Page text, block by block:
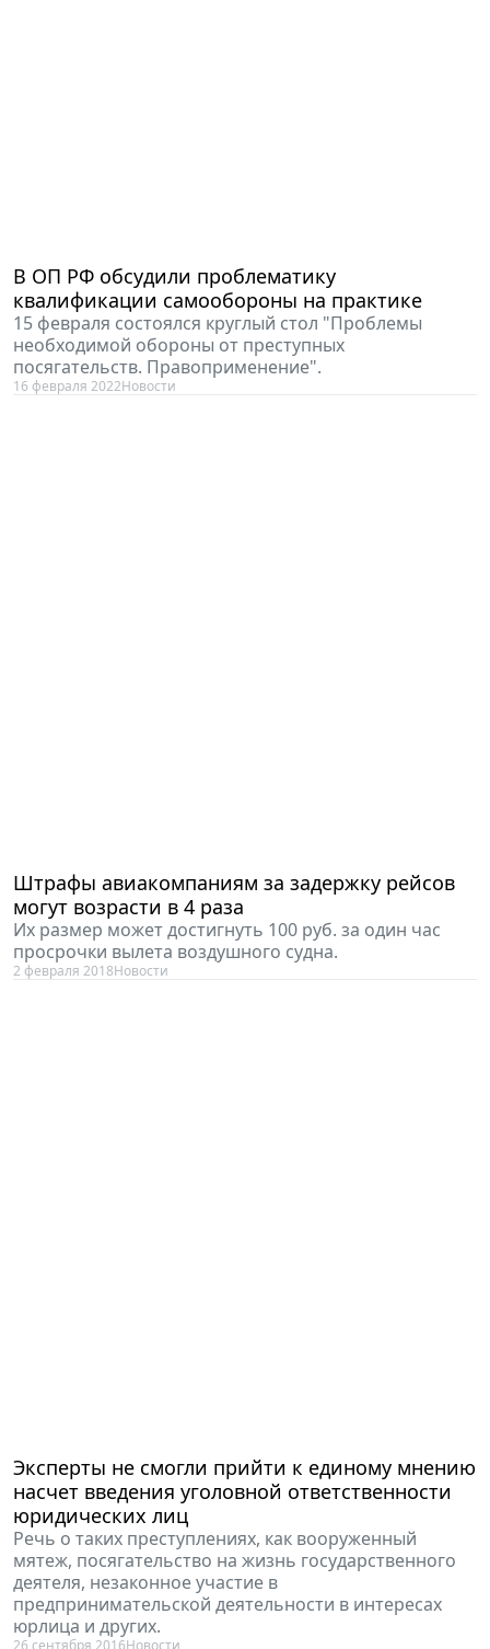
В ОП РФ обсудили проблематику
квалификации самообороны на практике
15 февраля состоялся круглый стол "Проблемы
необходимой обороны от преступных
посягательств. Правоприменение".
16 февраля 2022Новости
Штрафы авиакомпаниям за задержку рейсов
могут возрасти в 4 раза
Их размер может достигнуть 100 руб. за один час
просрочки вылета воздушного судна.
2 февраля 2018Новости
Эксперты не смогли прийти к единому мнению
насчет введения уголовной ответственности
юридических лиц
Речь о таких преступлениях, как вооруженный
мятеж, посягательство на жизнь государственного
деятеля, незаконное участие в
предпринимательской деятельности в интересах
юрлица и других.
26 сентября 2016Новости